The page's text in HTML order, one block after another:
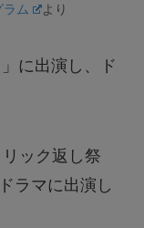
ム より
に出演し、ド
ック返し祭
ラマに出演し